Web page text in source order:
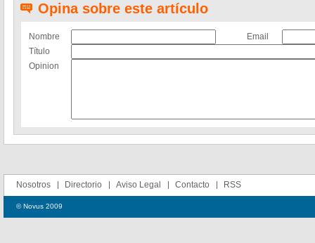
Opina sobre este artículo
Nombre
Email
Título
Opinion
Nosotros Directorio Aviso Legal Contacto RSS
© Novus 2009